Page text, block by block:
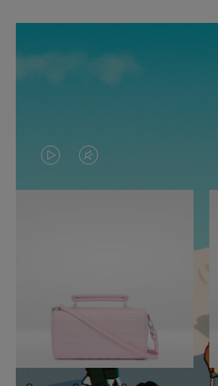
LA
VIDÉO
PAUSE,
APPUYEZ
SUR
LE
SON
DÉSACTIVÉ.
VEUILLEZ